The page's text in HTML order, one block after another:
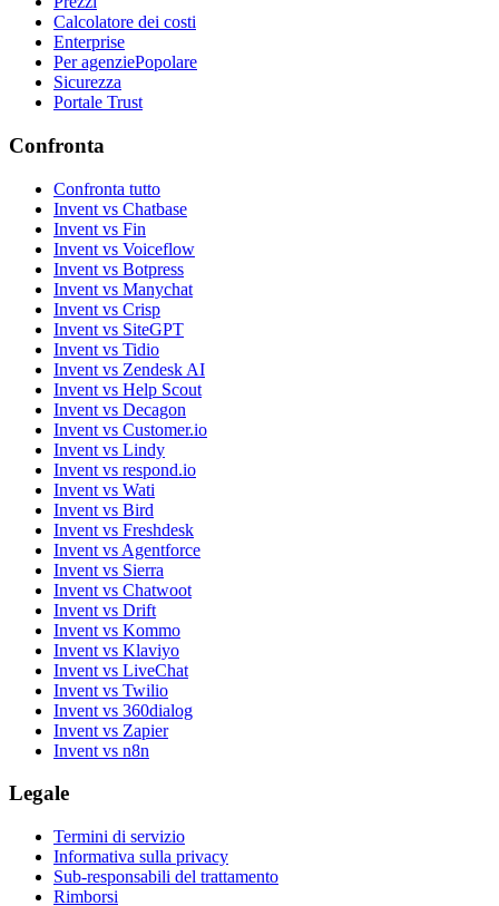
Calcolatore dei costi
Enterprise
Per agenziePopolare
Sicurezza
Portale Trust
Confronta
Confronta tutto
Invent vs Chatbase
Invent vs Fin
Invent vs Voiceflow
Invent vs Botpress
Invent vs Manychat
Invent vs Crisp
Invent vs SiteGPT
Invent vs Tidio
Invent vs Zendesk AI
Invent vs Help Scout
Invent vs Decagon
Invent vs Customer.io
Invent vs Lindy
Invent vs respond.io
Invent vs Wati
Invent vs Bird
Invent vs Freshdesk
Invent vs Agentforce
Invent vs Sierra
Invent vs Chatwoot
Invent vs Drift
Invent vs Kommo
Invent vs Klaviyo
Invent vs LiveChat
Invent vs Twilio
Invent vs 360dialog
Invent vs Zapier
Invent vs n8n
Legale
Termini di servizio
Informativa sulla privacy
Sub-responsabili del trattamento
Rimborsi